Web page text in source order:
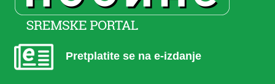
Pretplatite se na e-izdanje